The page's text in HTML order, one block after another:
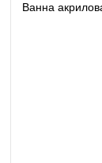
Ванна